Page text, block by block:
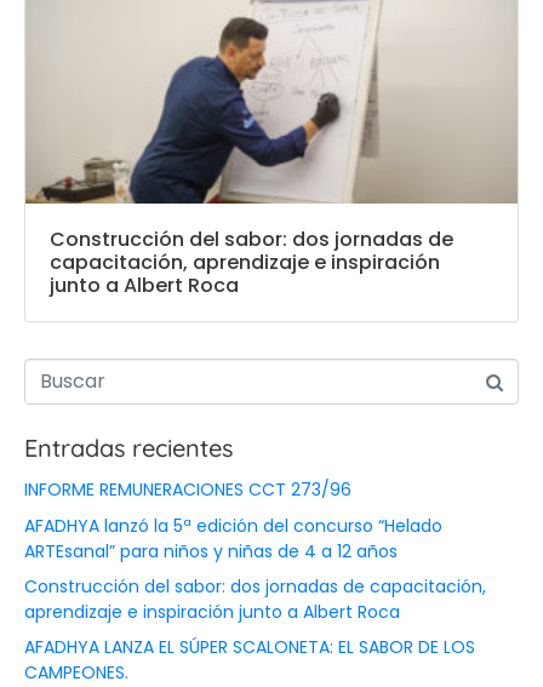
Construcción del sabor: dos jornadas de
capacitación, aprendizaje e inspiración
junto a Albert Roca
Entradas recientes
INFORME REMUNERACIONES CCT 273/96
AFADHYA lanzó la 5ª edición del concurso “Helado
ARTEsanal” para niños y niñas de 4 a 12 años
Construcción del sabor: dos jornadas de capacitación,
aprendizaje e inspiración junto a Albert Roca
AFADHYA LANZA EL SÚPER SCALONETA: EL SABOR DE LOS
CAMPEONES.